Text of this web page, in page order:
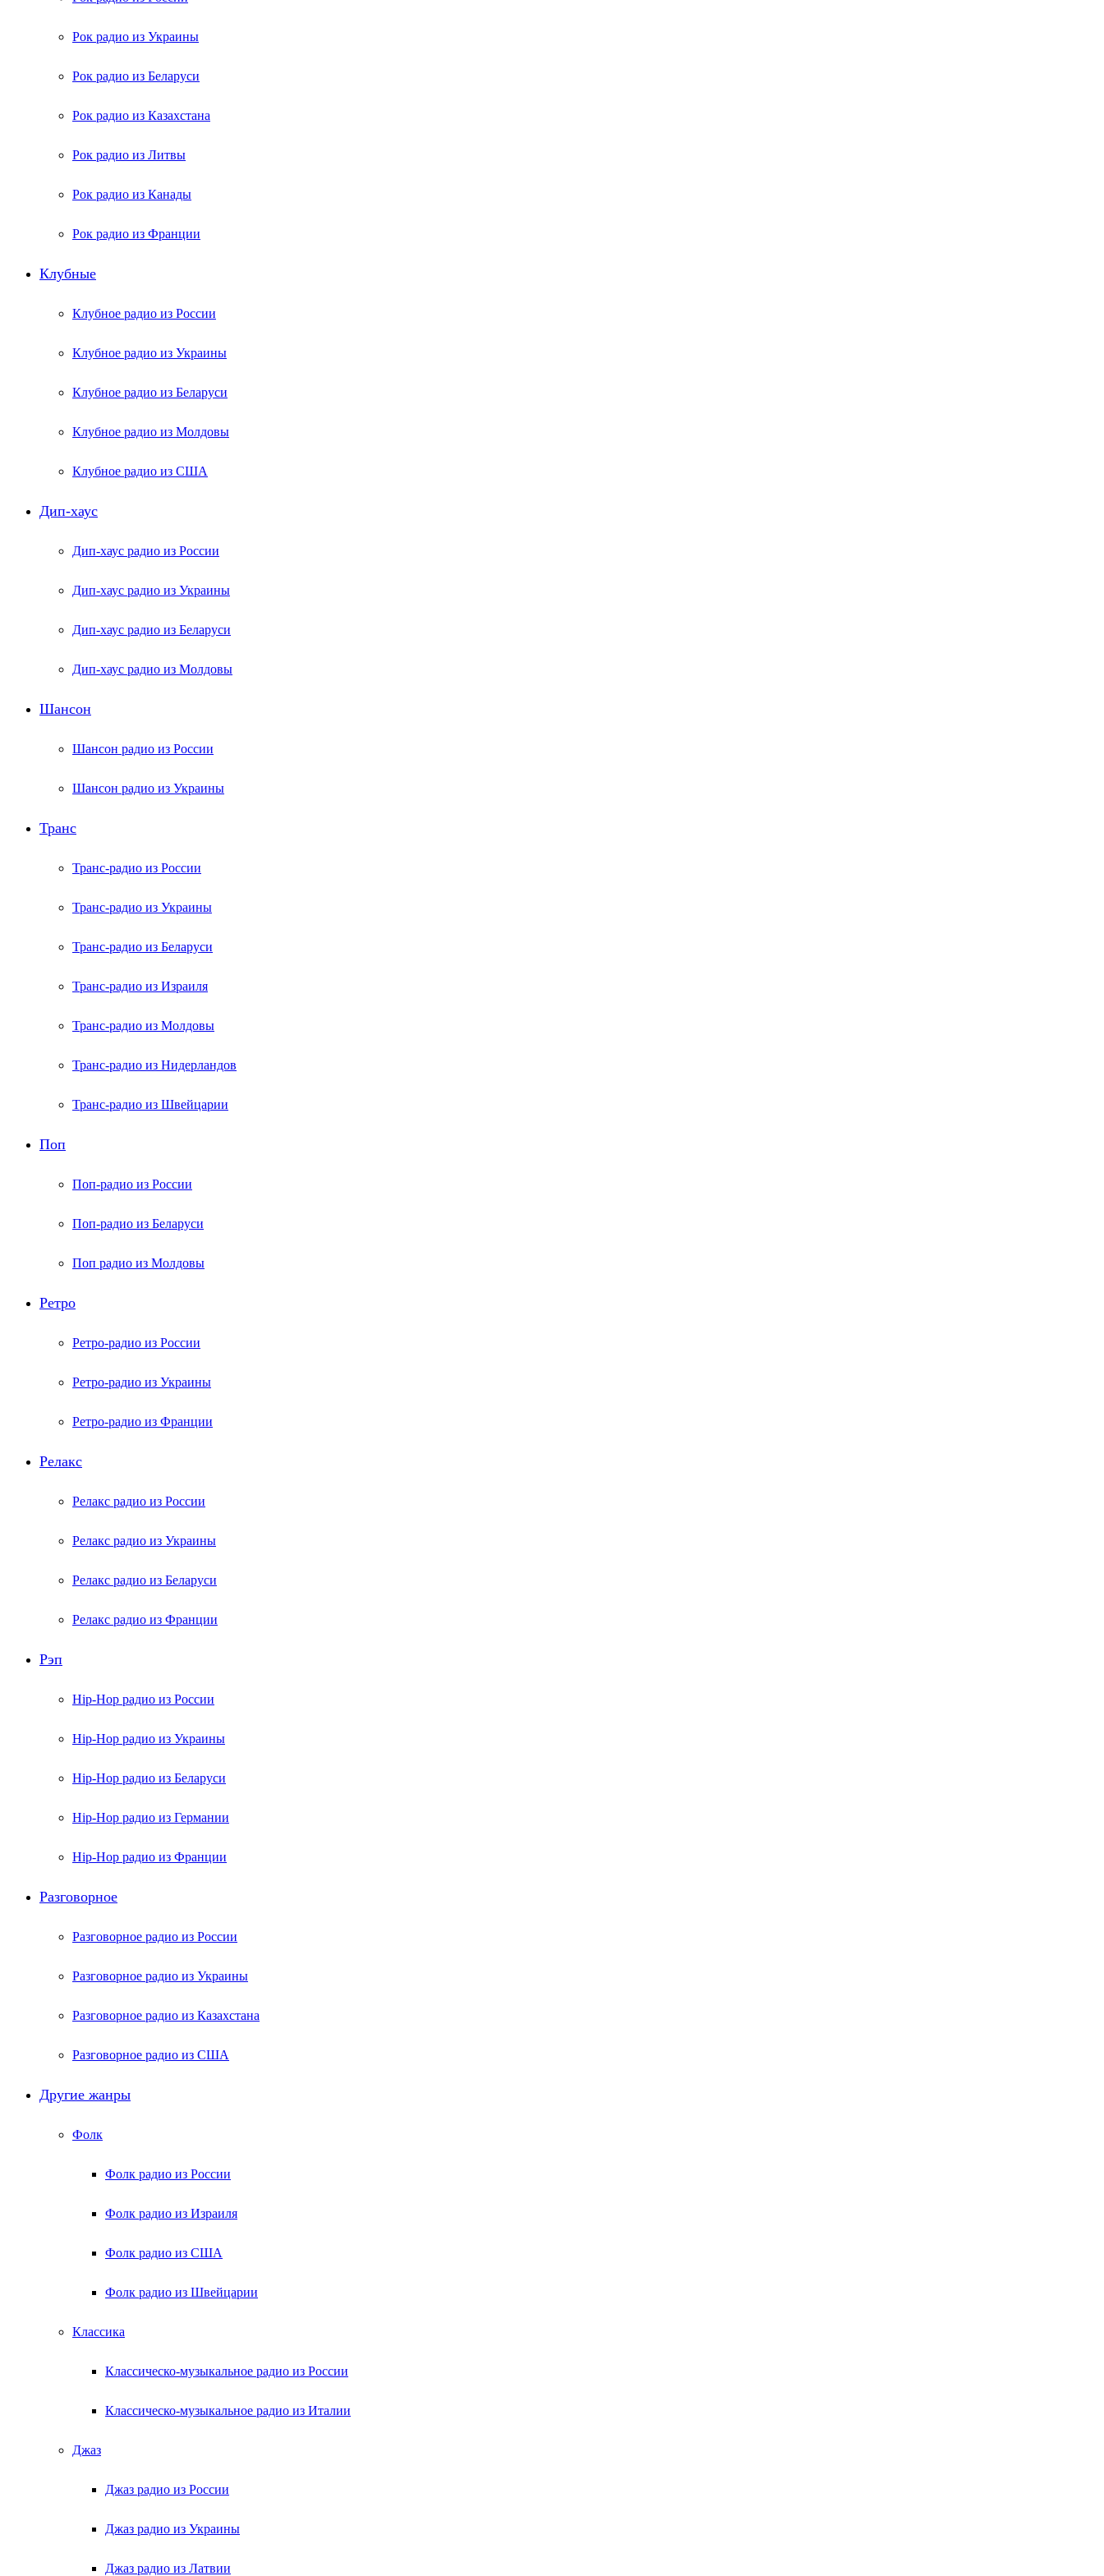
Рок радио из Украины
Рок радио из Беларуси
Рок радио из Казахстана
Рок радио из Литвы
Рок радио из Канады
Рок радио из Франции
Клубные
Клубное радио из России
Клубное радио из Украины
Клубное радио из Беларуси
Клубное радио из Молдовы
Клубное радио из США
Дип-хаус
Дип-хаус радио из России
Дип-хаус радио из Украины
Дип-хаус радио из Беларуси
Дип-хаус радио из Молдовы
Шансон
Шансон радио из России
Шансон радио из Украины
Транс
Транс-радио из России
Транс-радио из Украины
Транс-радио из Беларуси
Транс-радио из Израиля
Транс-радио из Молдовы
Транс-радио из Нидерландов
Транс-радио из Швейцарии
Поп
Поп-радио из России
Поп-радио из Беларуси
Поп радио из Молдовы
Ретро
Ретро-радио из России
Ретро-радио из Украины
Ретро-радио из Франции
Релакс
Релакс радио из России
Релакс радио из Украины
Релакс радио из Беларуси
Релакс радио из Франции
Рэп
Hip-Hop радио из России
Hip-Hop радио из Украины
Hip-Hop радио из Беларуси
Hip-Hop радио из Германии
Hip-Hop радио из Франции
Разговорное
Разговорное радио из России
Разговорное радио из Украины
Разговорное радио из Казахстана
Разговорное радио из США
Другие жанры
Фолк
Фолк радио из России
Фолк радио из Израиля
Фолк радио из США
Фолк радио из Швейцарии
Классика
Классическо-музыкальное радио из России
Классическо-музыкальное радио из Италии
Джаз
Джаз радио из России
Джаз радио из Украины
Джаз радио из Латвии